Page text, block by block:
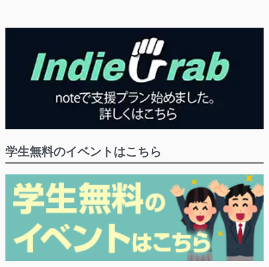
学生無料のイベントはこちら